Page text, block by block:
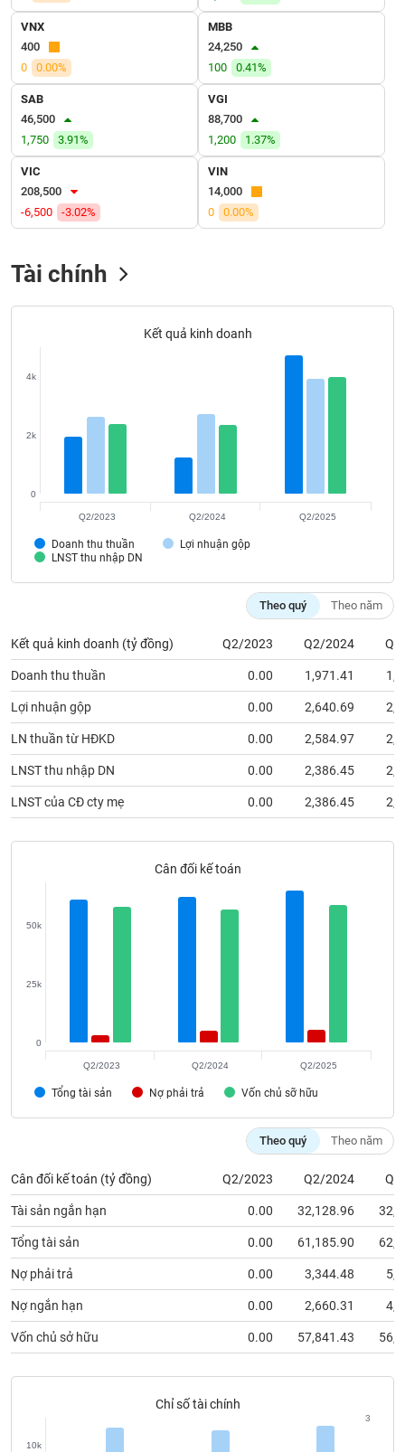
VNX
400
0
0.00%
MBB
24,250
100
0.41%
SAB
46,500
1,750
3.91%
VGI
88,700
1,200
1.37%
VIC
208,500
-6,500
-3.02%
VIN
14,000
0
0.00%
Tài chính
Kết quả kinh doanh
Doanh thu thuần
Lợi nhuận gộp
LNST thu nhập DN
0
2k
4k
Q2/2023 Q2/2024 Q2/2025
Theo quý Theo năm
Kết quả kinh doanh (tỷ đồng) Q2/2023 Q2/2024
Doanh thu thuần 0.00 1,971.41
Lợi nhuận gộp 0.00 2,640.69
LN thuần từ HĐKD 0.00 2,584.97
LNST thu nhập DN 0.00 2,386.45
LNST của CĐ cty mẹ 0.00 2,386.45
Cân đối kế toán
Tổng tài sản Nợ phải trả Vốn chủ sỡ hữu
0
25k
50k
Q2/2023 Q2/2024 Q2/2025
Theo quý Theo năm
Cân đối kế toán (tỷ đồng) Q2/2023 Q2/2024
Tài sản ngắn hạn 0.00 32,128.96
Tổng tài sản 0.00 61,185.90
Nợ phải trả 0.00 3,344.48
Nợ ngắn hạn 0.00 2,660.31
Vốn chủ sở hữu 0.00 57,841.43
Chỉ số tài chính
10k
3
SÓC
SỨC
KHỎE
TÀI
CHÍNH
NGHỆ
THÔNG
TRUYỀN
TIỆN
ÍCH
BẤT
ĐỘNG
SẢN
Mã
khoán
(-)
Tất cả Cổ phiếu Chỉ số Chứng chỉ quỹ Chứng
Tất cả
tức
của
giả
Báo
cáo
phân
tích
(-)
Thuật
ngữ
(-)